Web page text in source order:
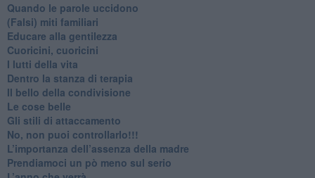
​Quando le parole uccidono
​(Falsi) miti familiari
​Educare alla gentilezza
​Cuoricini, cuoricini
I lutti della vita
​Dentro la stanza di terapia
​Il bello della condivisione
Le cose belle
​Gli stili di attaccamento
No, non puoi controllarlo!!!
​L’importanza dell’assenza della madre
​Prendiamoci un pò meno sul serio